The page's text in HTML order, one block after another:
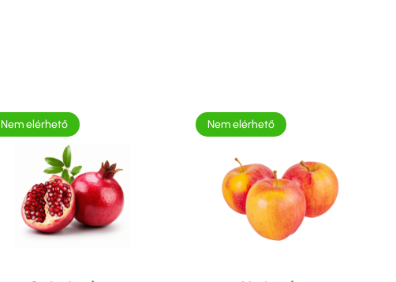
Nem elérhető Nem elérhető